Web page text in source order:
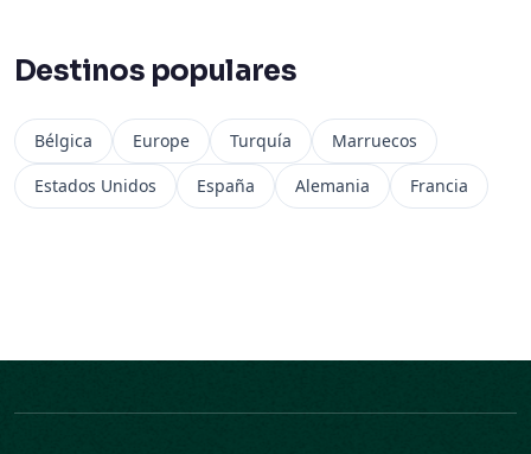
Destinos populares
Bélgica Europe Turquía
Marruecos
Estados Unidos
España Alemania Francia